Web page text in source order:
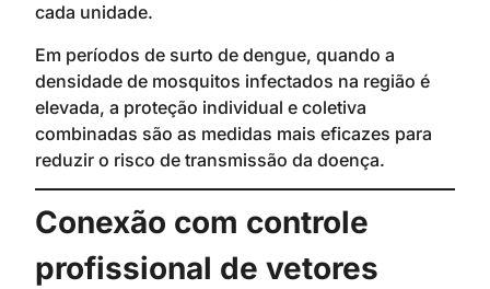
cada unidade.
Em períodos de surto de dengue, quando a
densidade de mosquitos infectados na região é
elevada, a proteção individual e coletiva
combinadas são as medidas mais eficazes para
reduzir o risco de transmissão da doença.
Conexão com controle
profissional de vetores